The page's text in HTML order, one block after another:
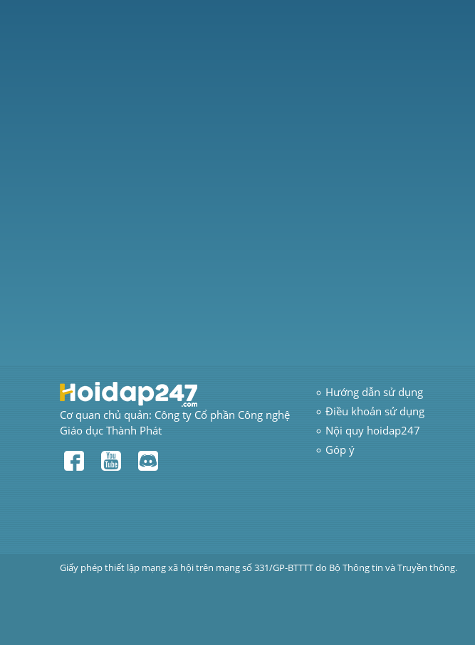
Cơ quan chủ quản: Công ty Cổ phần Công nghệ
Giáo dục Thành Phát
Hướng dẫn sử dụng
Điều khoản sử dụng
Nội quy hoidap247
Góp ý
Giấy phép thiết lập mạng xã hội trên mạng số 331/GP-BTTTT do Bộ Thông tin và Truyền thông.